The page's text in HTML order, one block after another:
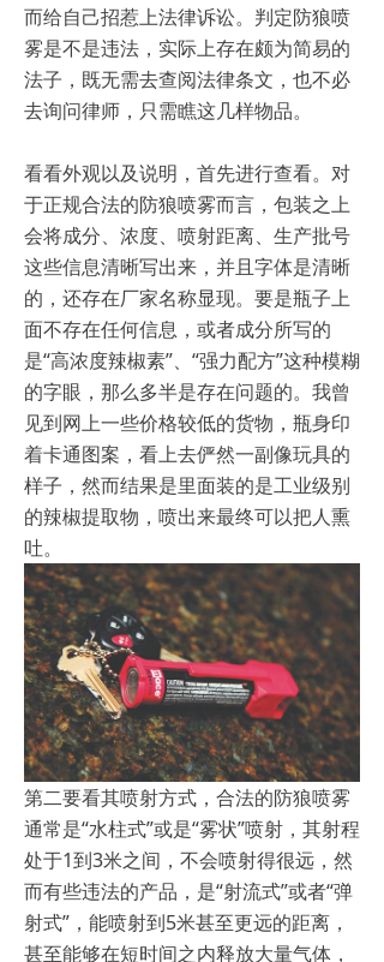
而给自己招惹上法律诉讼。判定防狼喷
雾是不是违法，实际上存在颇为简易的
法子，既无需去查阅法律条文，也不必
去询问律师，只需瞧这几样物品。
看看外观以及说明，首先进行查看。对
于正规合法的防狼喷雾而言，包装之上
会将成分、浓度、喷射距离、生产批号
这些信息清晰写出来，并且字体是清晰
的，还存在厂家名称显现。要是瓶子上
面不存在任何信息，或者成分所写的
是“高浓度辣椒素”、“强力配方”这种模糊
的字眼，那么多半是存在问题的。我曾
见到网上一些价格较低的货物，瓶身印
着卡通图案，看上去俨然一副像玩具的
样子，然而结果是里面装的是工业级别
的辣椒提取物，喷出来最终可以把人熏
吐。
第二要看其喷射方式，合法的防狼喷雾
通常是“水柱式”或是“雾状”喷射，其射程
处于1到3米之间，不会喷射得很远，然
而有些违法的产品，是“射流式”或者“弹
射式”，能喷射到5米甚至更远的距离，
甚至能够在短时间之内释放大量气体，